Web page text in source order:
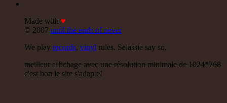
Oldies Classic
Dhoko Eu
Made with ♥
© 2007 until the ends of never
We play records, vinyl rules. Selassie say so.
meilleur affichage avec une résolution minimale de 1024*768
c'est bon le site s'adapte!